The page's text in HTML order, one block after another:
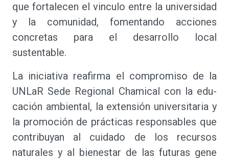
que fortalecen el vinculo entre la universidad
y la comunidad, fomentando acciones
concretas para el desarrollo local
sustentable.
La iniciativa reafirma el compromiso de la
UNLaR Sede Regional Chamical con la edu-
cación ambiental, la extensión universitaria y
la promoción de prácticas responsables que
contribuyan al cuidado de los recursos
naturales y al bienestar de las futuras gene